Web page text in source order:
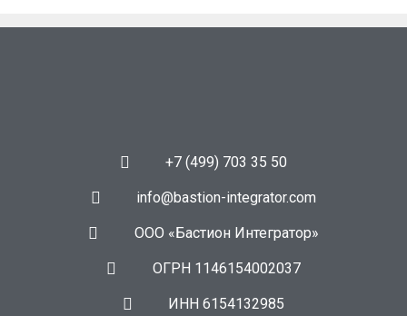
+7 (499) 703 35 50
info@bastion-integrator.com
ООО «Бастион Интегратор»
ОГРН 1146154002037
ИНН 6154132985